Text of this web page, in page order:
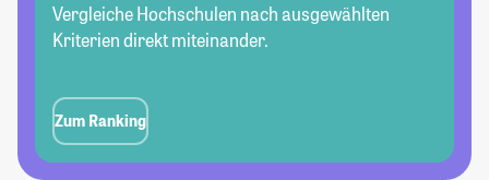
Vergleiche Hochschulen nach ausgewählten
Kriterien direkt miteinander.
Zum Ranking